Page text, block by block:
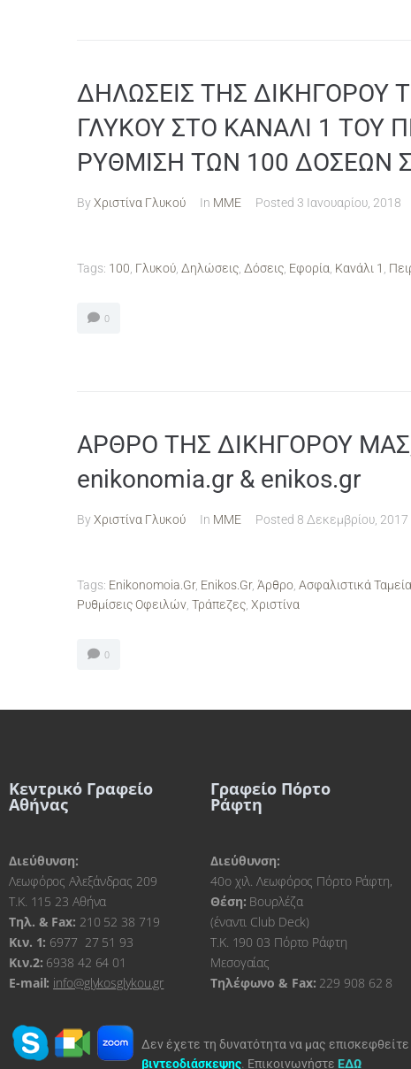
ΔΗΛΩΣΕΙΣ ΤΗΣ ΔΙΚΗΓΟΡΟΥ
ΓΛΥΚΟΥ ΣΤΟ ΚΑΝΑΛΙ 1 ΤΟΥ
ΡΥΘΜΙΣΗ ΤΩΝ 100 ΔΟΣΕΩΝ
ByΧριστίνα Γλυκού In ΜΜΕ Posted 3 Ιανουαρίου, 2018
Tags: 100 Γλυκού Δηλώσεις Δόσεις Εφορία Κανάλι 1
0
ΑΡΘΡΟ ΤΗΣ ΔΙΚΗΓΟΡΟΥ
enikonomia.gr & enikos.gr
ByΧριστίνα Γλυκού In ΜΜΕ Posted 8 Δεκεμβρίου, 2017
Tags: Enikonomoia.gr, Enikos.gr, Άρθρο Ασφαλιστικά Ταμεία
Ρυθμίσεις Οφειλών Τράπεζες Χριστίνα
0
Κεντρικό Γραφείο
Αθήνας
Διεύθυνση:
Λεωφόρος Αλεξάνδρας 209
Τ.Κ. 115 23 Αθήνα
Τηλ. & Fax: 210 52 38 719
Kιν. 1: 6977 27 51 93
Κιν.2: 6938 42 64 01
E-mail: info@glykosglykou.gr
Γραφείο Πόρτο
Ράφτη
Διεύθυνση:
40ο χιλ. Λεωφόρος Πόρτο Ράφτη,
Θέση: Βουρλέζα
(έναντι Club Deck)
Τ.Κ. 190 03 Πόρτο Ράφτη
Μεσογαίας
Τηλέφωνο & Fax: 229 908 62 8
Δεν έχετε τη δυνατότητα να μας
βιντεοδιάσκεψης. Επικοινωνήστε ΕΔΩ